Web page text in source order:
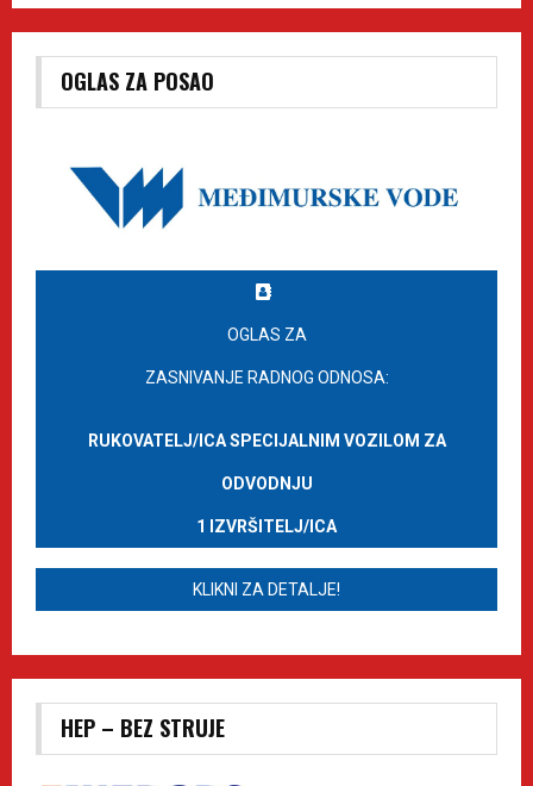
OGLAS ZA POSAO
OGLAS ZA
ZASNIVANJE RADNOG ODNOSA:
RUKOVATELJ/ICA SPECIJALNIM VOZILOM ZA
ODVODNJU
1 IZVRŠITELJ/ICA
KLIKNI ZA DETALJE!
HEP – BEZ STRUJE